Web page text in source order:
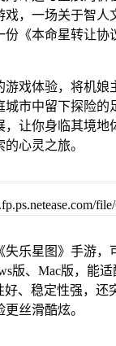
，一场关于智
《本命星转让
游戏体验，将机
市中留下探险
让你身临其境地
心灵之旅。
乐星图》手游
版、Mac版，能
、稳定性强，
丝滑酷炫。